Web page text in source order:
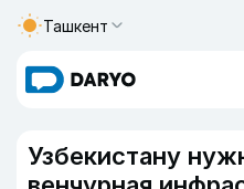
Ташкент
Узбекистану